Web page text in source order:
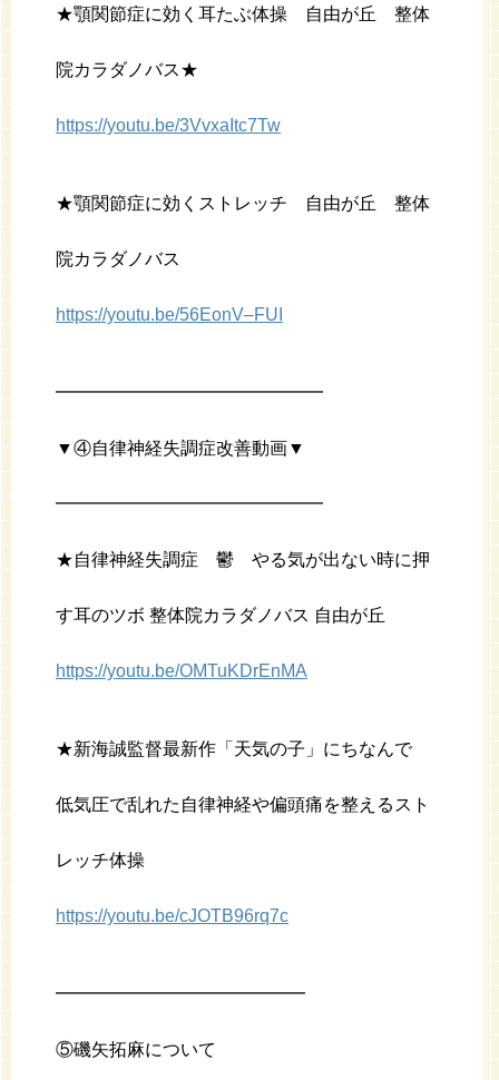
★顎関節症に効く耳たぶ体操 自由が丘 整体
院カラダノバス★
https://youtu.be/3VvxaItc7Tw
★顎関節症に効くストレッチ 自由が丘 整体
院カラダノバス
https://youtu.be/56EonV–FUI
━━━━━━━━━━━━━━━
▼④自律神経失調症改善動画▼
━━━━━━━━━━━━━━━
★自律神経失調症 鬱 やる気が出ない時に押
す耳のツボ 整体院カラダノバス 自由が丘
https://youtu.be/OMTuKDrEnMA
★新海誠監督最新作「天気の子」にちなんで
低気圧で乱れた自律神経や偏頭痛を整えるスト
レッチ体操
https://youtu.be/cJOTB96rq7c
━━━━━━━━━━━━━━
⑤磯矢拓麻について